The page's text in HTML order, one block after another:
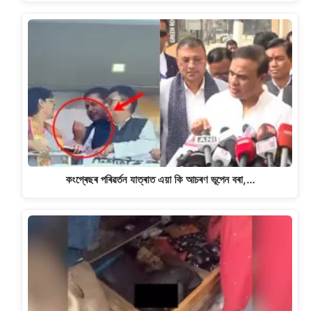
কংগ্ৰেছৰ পৰিৱৰ্তন যাত্ৰাত এয়া কি আচৰণ ভূপেন বৰা,…